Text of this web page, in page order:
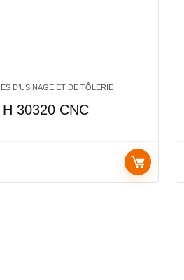
D’USINAGE ET DE TÔLERIE
30320 CNC